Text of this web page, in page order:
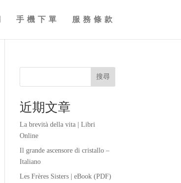
手機下單 服務條款
搜尋
近期文章
La brevità della vita | Libri
Online
Il grande ascensore di cristallo –
Italiano
Les Frères Sisters | eBook (PDF)